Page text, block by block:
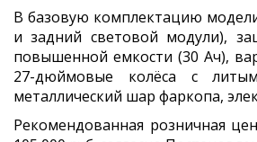
В базовую комплектацию
и задний световой модули),
повышенной емкости (30 Ач),
27-дюймовые колёса с
металлический шар фаркопа,
Рекомендованная розничная